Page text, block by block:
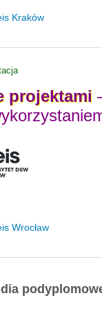
Kraków
projektami
Wrocław